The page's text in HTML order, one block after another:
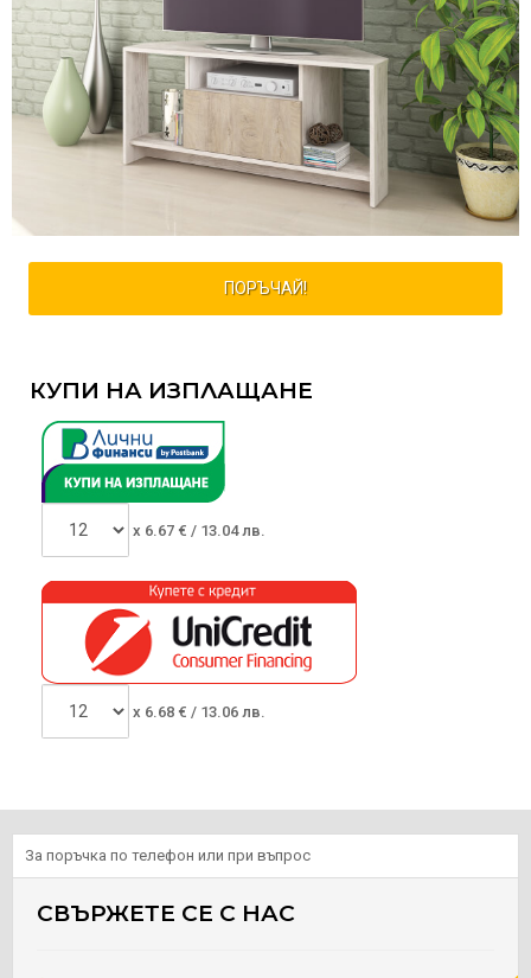
ПОРЪЧАЙ!
КУПИ НА ИЗПЛАЩАНЕ
x 6.67 € / 13.04 лв.
x 6.68 € / 13.06 лв.
За поръчка по телефон или при въпрос
СВЪРЖЕТЕ СЕ С НАС